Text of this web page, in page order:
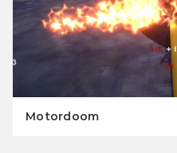
Motordoom